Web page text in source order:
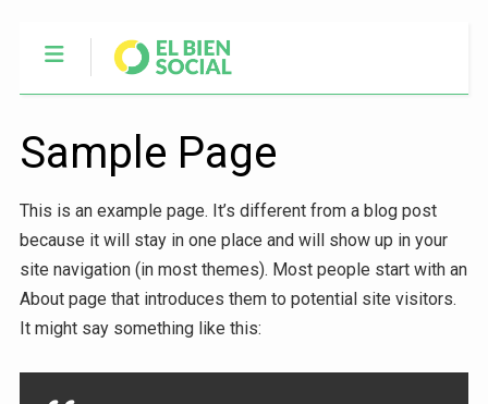
Sample Page
This is an example page. It’s different from a blog post
because it will stay in one place and will show up in your
site navigation (in most themes). Most people start with an
About page that introduces them to potential site visitors.
It might say something like this: